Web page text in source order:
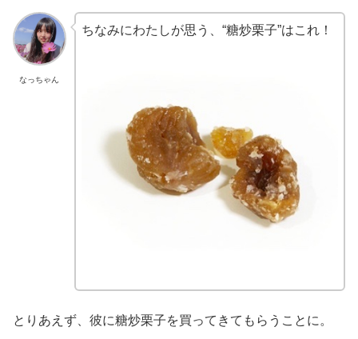
なっちゃん
ちなみにわたしが思う、“糖炒栗子”はこれ！
とりあえず、彼に糖炒栗子を買ってきてもらうことに。